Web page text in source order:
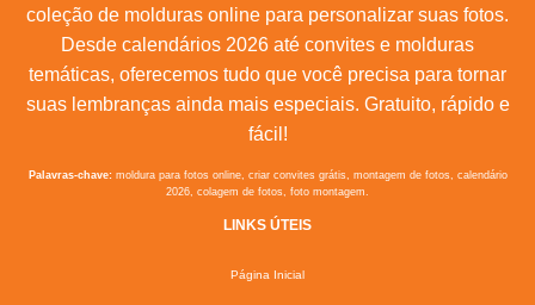
coleção de molduras online para personalizar suas fotos.
Desde calendários 2026 até convites e molduras
temáticas, oferecemos tudo que você precisa para tornar
suas lembranças ainda mais especiais. Gratuito, rápido e
fácil!
Palavras-chave:moldura para fotos online, criar convites grátis, montagem de fotos, calendário
2026, colagem de fotos, foto montagem.
LINKS ÚTEIS
Página Inicial